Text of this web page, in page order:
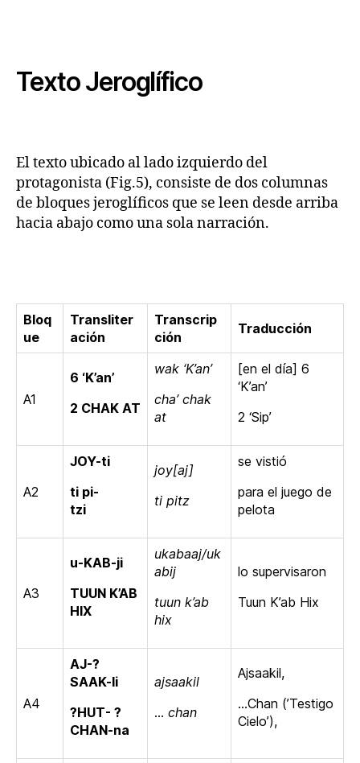
Texto Jeroglífico
El texto ubicado al lado izquierdo del
protagonista (Fig.5), consiste de dos columnas
de bloques jeroglíficos que se leen desde arriba
hacia abajo como una sola narración.
Bloq
ue
Transliter
ación
Transcrip
ción
Traducción
A1
6 ‘K’an’
2 CHAK AT
wak ‘K’an’
cha’ chak
at
[en el día] 6
‘K’an’
2 ‘Sip’
A2
JOY-ti
ti pi-
tzi
joy[aj]
ti pitz
se vistió
para el juego de
pelota
A3
u-KAB-ji
TUUN K’AB
HIX
ukabaaj/uk
abij
tuun k’ab
hix
lo supervisaron
Tuun K’ab Hix
A4
AJ-?
SAAK-li
?HUT- ?
CHAN-na
ajsaakil
… chan
Ajsaakil,
…Chan (’Testigo
Cielo’),